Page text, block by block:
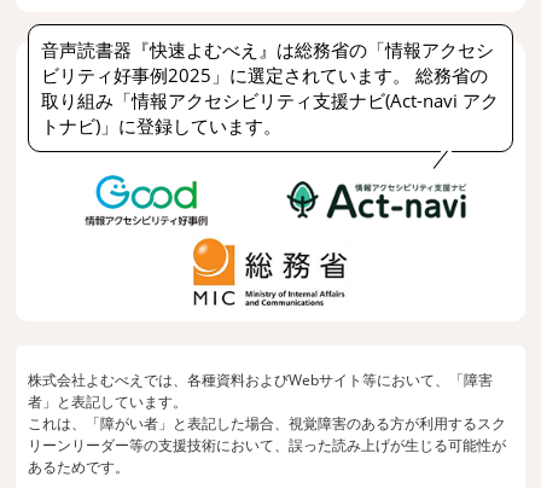
音声読書器『快速よむべえ』は総務省の「情報アクセシ
ビリティ好事例2025」に選定されています。 総務省の
取り組み「情報アクセシビリティ支援ナビ(Act-navi アク
トナビ)」に登録しています。
株式会社よむべえでは、各種資料およびWebサイト等において、「障害
者」と表記しています。
これは、「障がい者」と表記した場合、視覚障害のある方が利用するスク
リーンリーダー等の支援技術において、誤った読み上げが生じる可能性が
あるためです。